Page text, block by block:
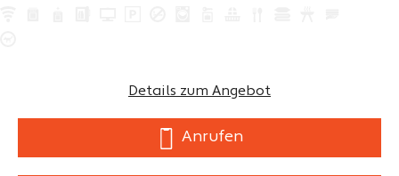
Details zum Angebot
Anrufen